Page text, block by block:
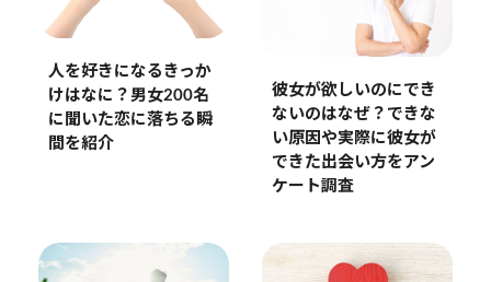
人を好きになるきっか
けはなに？男女200名
に聞いた恋に落ちる瞬
間を紹介
彼女が欲しいのにでき
ないのはなぜ？できな
い原因や実際に彼女が
できた出会い方をアン
ケート調査